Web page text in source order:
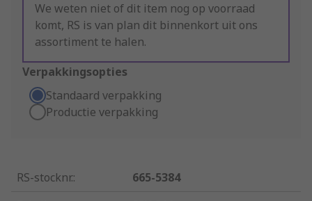
We weten niet of dit item nog op voorraad
komt, RS is van plan dit binnenkort uit ons
assortiment te halen.
Verpakkingsopties
Standaard verpakking
Productie verpakking
RS-stocknr.:
665-5384